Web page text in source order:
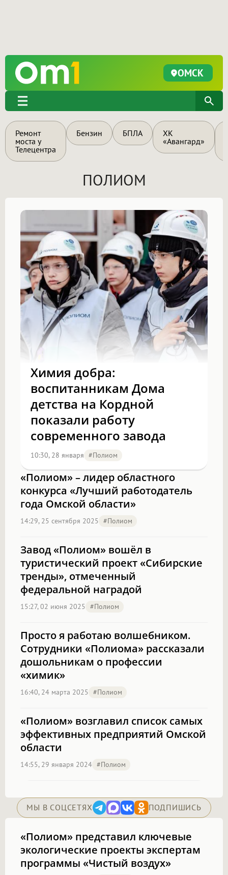
ОМСК
Ремонт
моста у
Телецентра
Бензин БПЛА
ХК
«Авангард»
ПОЛИОМ
Химия добра:
воспитанникам Дома
детства на Кордной
показали работу
современного завода
10:30, 28 января #полиом
«Полиом» – лидер областного
конкурса «Лучший работодатель
года Омской области»
14:29, 25 сентября 2025 #полиом
Завод «Полиом» вошёл в
туристический проект «Сибирские
тренды», отмеченный
федеральной наградой
15:27, 02 июня 2025 #полиом
Просто я работаю волшебником.
Сотрудники «Полиома» рассказали
дошольникам о профессии
«химик»
16:40, 24 марта 2025 #полиом
«Полиом» возглавил список самых
эффективных предприятий Омской
области
14:55, 29 января 2024 #полиом
МЫ В СОЦСЕТЯХ ПОДПИШИСЬ
«Полиом» представил ключевые
экологические проекты экспертам
программы «Чистый воздух»